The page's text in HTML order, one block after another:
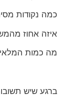
כמה נקודות
איזה אחוז
מה כמות
ברגע שיש